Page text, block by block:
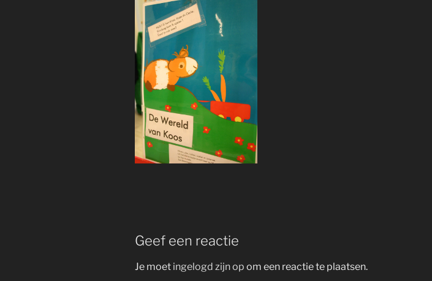
Geef een reactie
Je moet ingelogd zijn op om een reactie te plaatsen.